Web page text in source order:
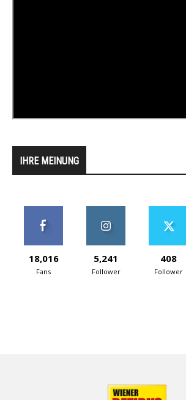
IHRE MEINUNG
18,016
Fans
5,241
Follower
408
Follower